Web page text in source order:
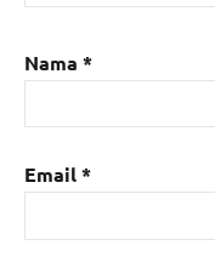
Nama *
Email*